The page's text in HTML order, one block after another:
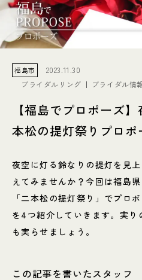
福島市
2023.11.30
ブライダルリング
ブライダル情
【福島でプロポーズ
本松の提灯祭りプロ
夜空に灯る鈴なりの提灯を見
えてみませんか？今回は福島
「二本松の提灯祭り」でプロ
を4つ紹介していきます。実り
も実らせましょう。
この記事を書いたスタッフ